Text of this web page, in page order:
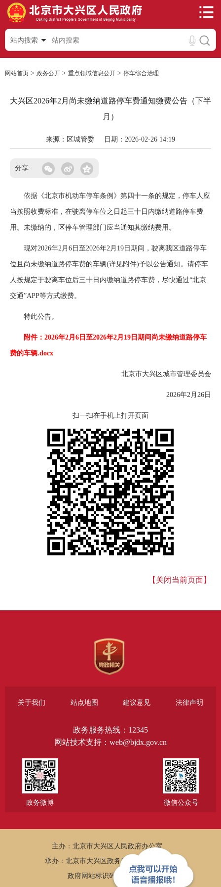
站内搜索
网站首页 > 政务公开 > 重点领域信息公开 > 停车综合治理
大兴区2026年2月尚未缴纳道路停车费通知缴费公告（下半
月）
来源：区城管委 日期：2026-02-26 14:19
分享:
依据《北京市机动车停车条例》第四十一条的规定，停车人应
当按照收费标准，在驶离停车位之日起三十日内缴纳道路停车费
用。未缴纳的，区停车管理部门应当通知其缴纳费用。
现对2026年2月6日至2026年2月19日期间，驶离我区道路停车
位且尚未缴纳道路停车费的车辆(详见附件)予以公告通知。请停车
人按规定于驶离车位后三十日内缴纳道路停车费，尽快通过“北京
交通”APP等方式缴费。
特此公告。
附件：2026年2月6日至2026年2月19日期间尚未缴纳道路停车
费的车辆.docx
北京市大兴区城市管理委员会
2026年2月26日
扫一扫在手机上打开页面
【关闭当前页面】
关于我们 站点地图 建议意见 法律声明
政务服务热线：12345
网站技术支持：web@bjdx.gov.cn
政务微博 微信公众号
主办：北京市大兴区人民政府办公室
承办：北京市大兴区政务服务和数据管理局
政府网站标识码：1101150005